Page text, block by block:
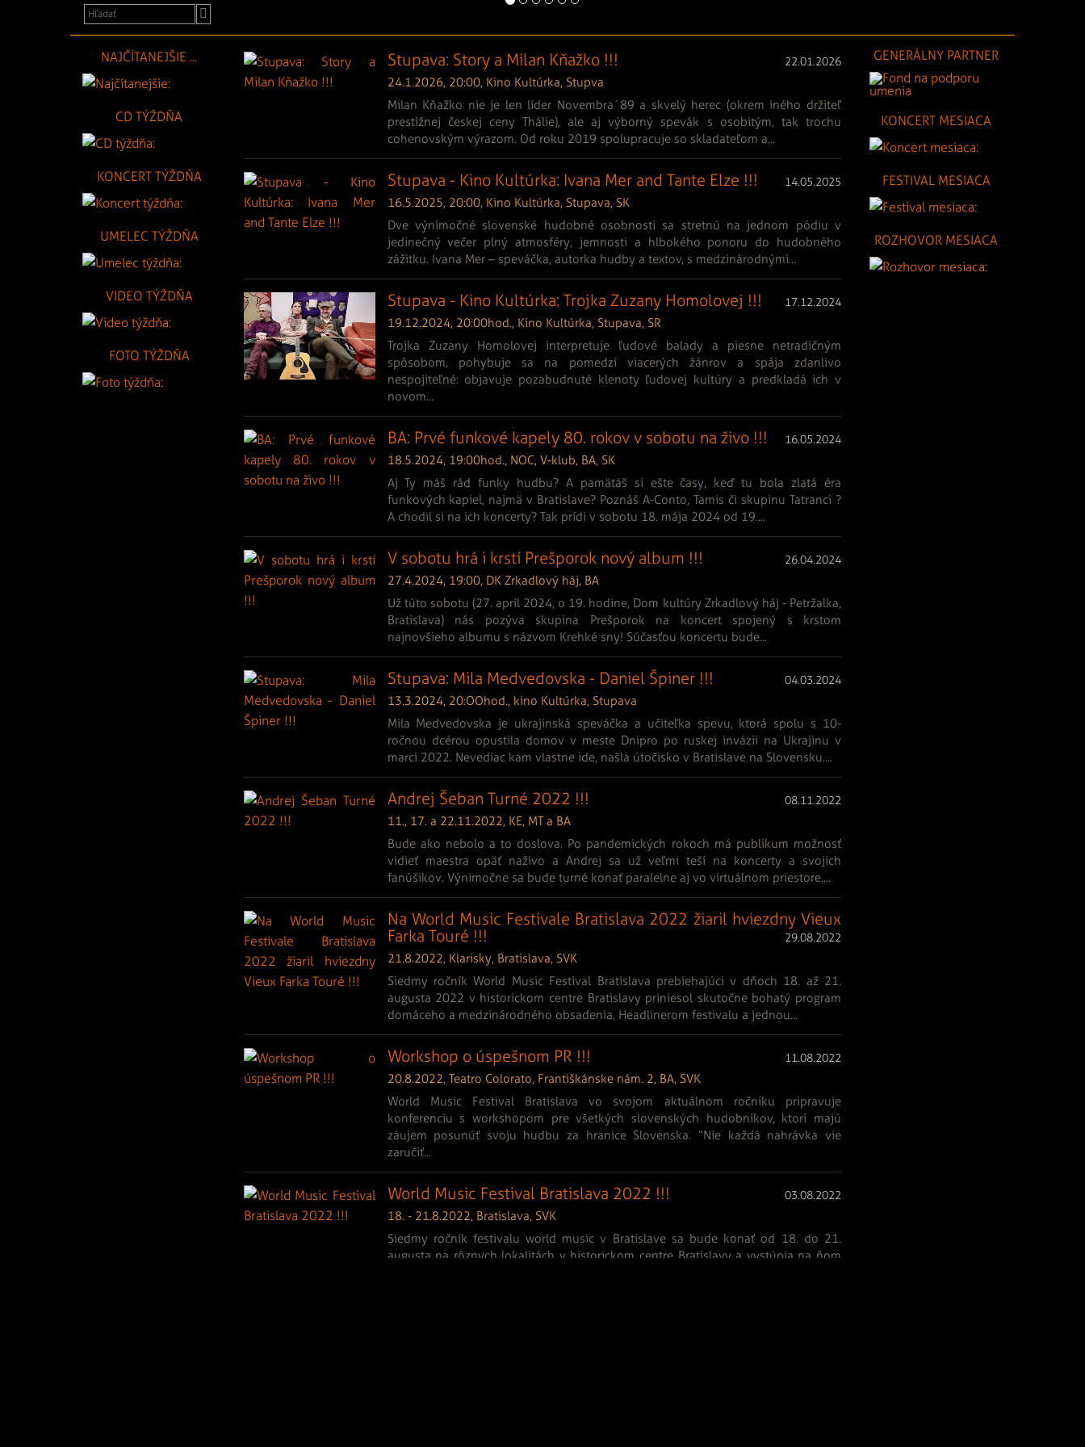
NAJČÍTANEJŠIE ...
CD TÝŽDŇA
KONCERT TÝŽDŇA
UMELEC TÝŽDŇA
VIDEO TÝŽDŇA
FOTO TÝŽDŇA
Stupava: Story a Milan Kňažko !!! 22.01.2026
24.1.2026, 20:00, Kino Kultúrka, Stupva
Milan Kňažko nie je len líder Novembra´89 a skvelý herec (okrem iného držiteľ
prestížnej českej ceny Thálie), ale aj výborný spevák s osobitým, tak trochu
cohenovským výrazom. Od roku 2019 spolupracuje so skladateľom a...
Stupava - Kino Kultúrka: Ivana Mer and Tante Elze !!! 14.05.2025
16.5.2025, 20:00, Kino Kultúrka, Stupava, SK
Dve výnimočné slovenské hudobné osobnosti sa stretnú na jednom pódiu v
jedinečný večer plný atmosféry, jemnosti a hlbokého ponoru do hudobného
zážitku. Ivana Mer – speváčka, autorka hudby a textov, s medzinárodnými...
Stupava - Kino Kultúrka: Trojka Zuzany Homolovej !!! 17.12.2024
19.12.2024, 20:00hod., Kino Kultúrka, Stupava, SR
Trojka Zuzany Homolovej interpretuje ľudové balady a piesne netradičným
spôsobom, pohybuje sa na pomedzí viacerých žánrov a spája zdanlivo
nespojiteľné: objavuje pozabudnuté klenoty ľudovej kultúry a predkladá ich v
novom...
BA: Prvé funkové kapely 80. rokov v sobotu na živo !!! 16.05.2024
18.5.2024, 19:00hod., NOC, V-klub, BA, SK
Aj Ty máš rád funky hudbu? A pamätáš si ešte časy, keď tu bola zlatá éra
funkových kapiel, najmä v Bratislave? Poznáš A-Conto, Tamis či skupinu Tatranci ?
A chodil si na ich koncerty? Tak prídi v sobotu 18. mája 2024 od 19....
V sobotu hrá i krstí Prešporok nový album !!! 26.04.2024
27.4.2024, 19:00, DK Zrkadlový háj, BA
Už túto sobotu (27. apríl 2024, o 19. hodine, Dom kultúry Zrkadlový háj - Petržalka,
Bratislava) nás pozýva skupina Prešporok na koncert spojený s krstom
najnovšieho albumu s názvom Krehké sny! Súčasťou koncertu bude...
Stupava: Mila Medvedovska - Daniel Špiner !!! 04.03.2024
13.3.2024, 20:OOhod., kino Kultúrka, Stupava
Mila Medvedovska je ukrajinská speváčka a učiteľka spevu, ktorá spolu s 10-
ročnou dcérou opustila domov v meste Dnipro po ruskej invázii na Ukrajinu v
marci 2022. Nevediac kam vlastne ide, našla útočisko v Bratislave na Slovensku....
Andrej Šeban Turné 2022 !!! 08.11.2022
11., 17. a 22.11.2022, KE, MT a BA
Bude ako nebolo a to doslova. Po pandemických rokoch má publikum možnosť
vidieť maestra opäť naživo a Andrej sa už veľmi teší na koncerty a svojich
fanúšikov. Výnimočne sa bude turné konať paralelne aj vo virtuálnom priestore....
Na World Music Festivale Bratislava 2022 žiaril hviezdny Vieux
Farka Touré !!!
29.08.2022
21.8.2022, Klarisky, Bratislava, SVK
Siedmy ročník World Music Festival Bratislava prebiehajúci v dňoch 18. až 21.
augusta 2022 v historickom centre Bratislavy priniesol skutočne bohatý program
domáceho a medzinárodného obsadenia. Headlinerom festivalu a jednou...
Workshop o úspešnom PR !!! 11.08.2022
20.8.2022, Teatro Colorato, Františkánske nám. 2, BA, SVK
World Music Festival Bratislava vo svojom aktuálnom ročníku pripravuje
konferenciu s workshopom pre všetkých slovenských hudobníkov, ktorí majú
záujem posunúť svoju hudbu za hranice Slovenska. “Nie každá nahrávka vie
zaručiť...
World Music Festival Bratislava 2022 !!! 03.08.2022
18. - 21.8.2022, Bratislava, SVK
Siedmy ročník festivalu world music v Bratislave sa bude konať od 18. do 21.
augusta na rôznych lokalitách v historickom centre Bratislavy a vystúpia na ňom
GENERÁLNY PARTNER
KONCERT MESIACA
FESTIVAL MESIACA
ROZHOVOR MESIACA